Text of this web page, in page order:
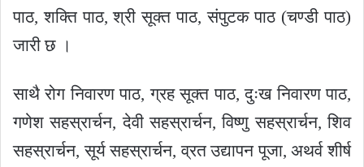
पाठ, शक्ति पाठ, श्री सूक्त पाठ, संपुटक पाठ (चण्डी पाठ)
जारी छ ।
साथै रोग निवारण पाठ, ग्रह सूक्त पाठ, दुःख निवारण पाठ,
गणेश सहस्रार्चन, देवी सहस्रार्चन, विष्णु सहस्रार्चन, शिव
सहस्रार्चन, सूर्य सहस्रार्चन, व्रत उद्यापन पूजा, अथर्व शीर्ष